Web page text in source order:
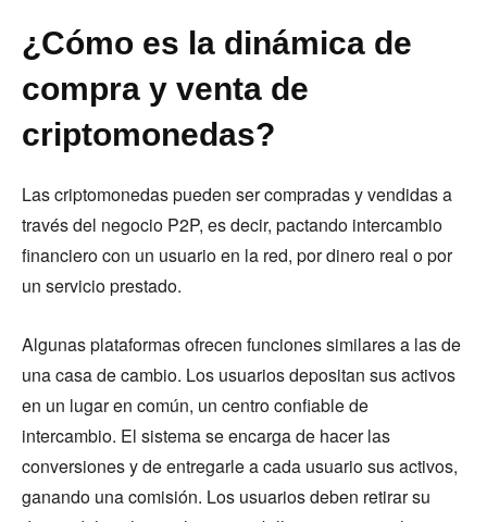
¿Cómo es la dinámica de
compra y venta de
criptomonedas?
Las criptomonedas pueden ser compradas y vendidas a
través del negocio P2P, es decir, pactando intercambio
financiero con un usuario en la red, por dinero real o por
un servicio prestado.
Algunas plataformas ofrecen funciones similares a las de
una casa de cambio. Los usuarios depositan sus activos
en un lugar en común, un centro confiable de
intercambio. El sistema se encarga de hacer las
conversiones y de entregarle a cada usuario sus activos,
ganando una comisión. Los usuarios deben retirar su